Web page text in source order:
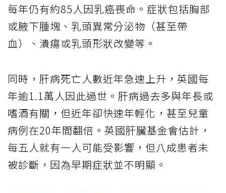
每年仍有約85人因乳癌喪命。症狀包括胸部
或腋下腫塊、乳頭異常分泌物（甚至帶
血）、潰瘍或乳頭形狀改變等。
同時，肝病死亡人數近年急速上升，英國每
年逾1.1萬人因此過世。肝病過去多與年長或
嗜酒有關，但近年卻快速年輕化，甚至兒童
病例在20年間翻倍。英國肝臟基金會估計，
每五人就有一人可能受影響，但八成患者未
被診斷，因為早期症狀並不明顯。